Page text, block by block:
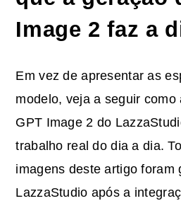
Image 2 faz a
Em vez de apresentar as
modelo, veja a seguir como
GPT Image 2 do
trabalho real do dia a dia.
imagens deste artigo foram
LazzaStudio após a